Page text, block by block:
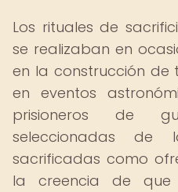
Los rituales de
se realizaban en
en la construcción de
en eventos
prisioneros de
seleccionadas de
sacrificadas como
la creencia de